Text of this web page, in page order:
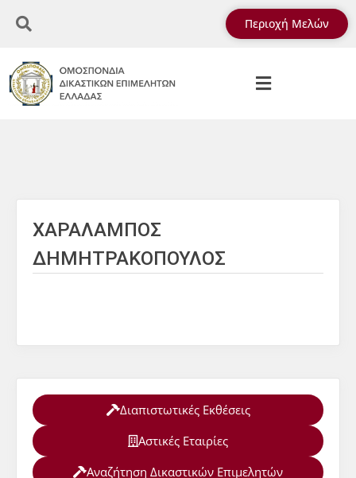
Περιοχή Μελών
ΧΑΡΑΛΑΜΠΟΣ
ΔΗΜΗΤΡΑΚΟΠΟΥΛΟΣ
Διαπιστωτικές Εκθέσεις
Αστικές Εταιρίες
Αναζήτηση Δικαστικών Επιμελητών